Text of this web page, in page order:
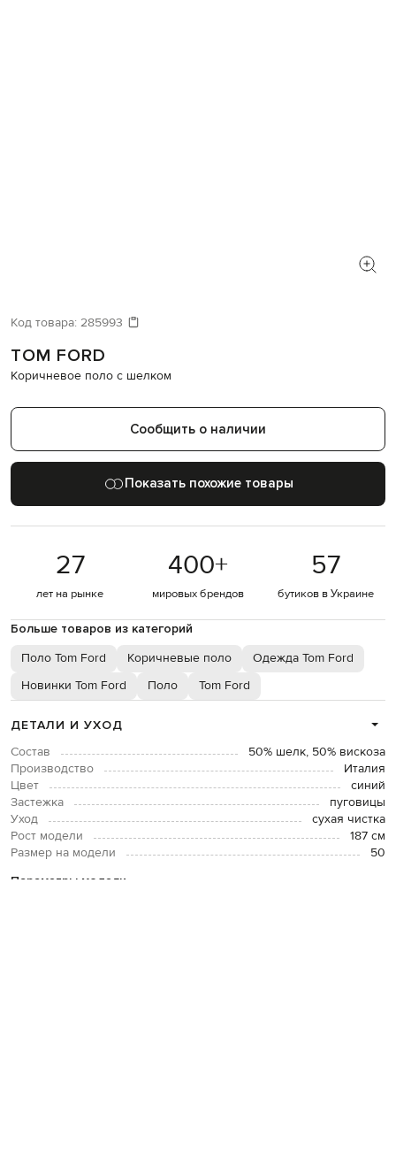
Код товара: 285993
TOM FORD
Коричневое поло с шелком
Сообщить о наличии
Показать похожие товары
27
лет на рынке
400+
мировых брендов
57
бутиков в Украине
Больше товаров из категорий
Поло Tom Ford Коричневые поло
Одежда Tom Ford
Новинки Tom Ford
Поло Tom Ford
ДЕТАЛИ И УХОД
Состав
50% шелк, 50% вискоза
Производство
Италия
Цвет
синий
Застежка
пуговицы
Уход
сухая чистка
Рост модели
187 см
Размер на модели
50
Параметры модели